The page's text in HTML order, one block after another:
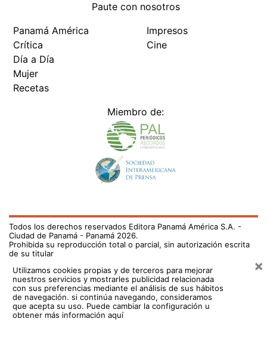
Paute con nosotros
Panamá América
Crítica
Día a Día
Mujer
Recetas
Impresos
Cine
Miembro de:
Todos los derechos reservados Editora Panamá América S.A. -
Ciudad de Panamá - Panamá 2026.
Prohibida su reproducción total o parcial, sin autorización escrita
de su titular
Utilizamos cookies propias y de terceros para mejorar
nuestros servicios y mostrarles publicidad relacionada
con sus preferencias mediante el análisis de sus hábitos
de navegación. si continúa navegando, consideramos
que acepta su uso. Puede cambiar la configuración u
obtener más información aquí
×